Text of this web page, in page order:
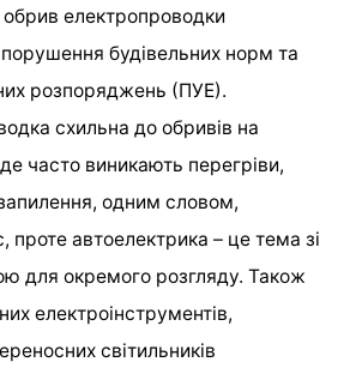
електропроводки
порушення будівельних норм та
розпоряджень (ПУЕ).
схильна до обривів на
часто виникають перегріви,
одним словом,
проте автоелектрика – це тема зі
для окремого розгляду. Також
електроінструментів,
світильників